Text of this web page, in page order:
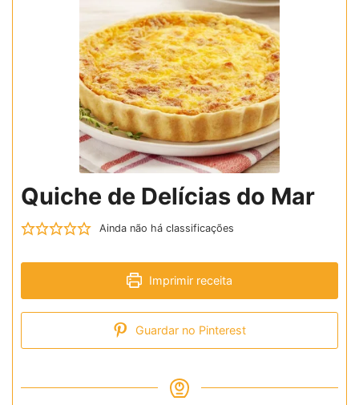
Quiche de Delícias do Mar
Ainda não há classificações
Imprimir receita
Guardar no Pinterest